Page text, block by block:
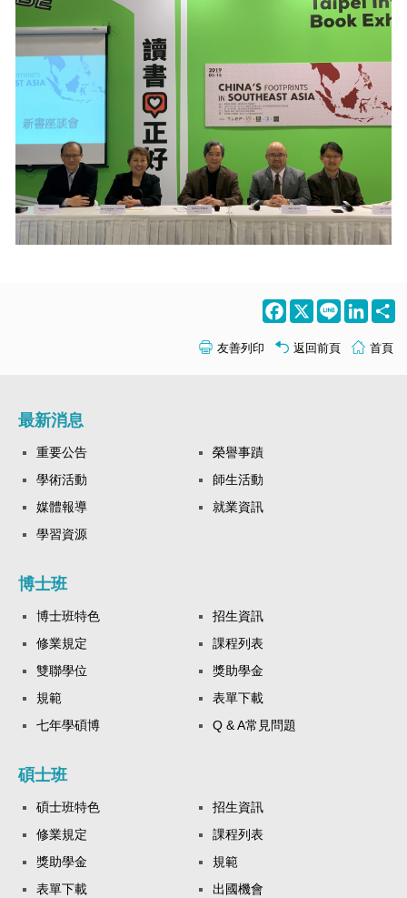
Facebook
X Line
友善列印 返回前頁 首頁
最新消息
重要公告
榮譽事蹟
學術活動
師生活動
媒體報導
就業資訊
學習資源
博士班
博士班特色
招生資訊
修業規定
課程列表
雙聯學位
獎助學金
規範
表單下載
七年學碩博
Q & A常見問題
碩士班
碩士班特色
招生資訊
修業規定
課程列表
獎助學金
規範
表單下載
出國機會